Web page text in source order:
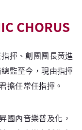
CHORUS
揮、創團團長黃進
監至今，現由指揮
擔任常任指揮。
國內音樂普及化，